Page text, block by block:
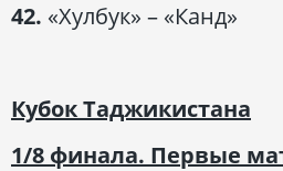
42. «Хулбук» – «Канд»
Кубок Таджикистана
1/8 финала. Первые